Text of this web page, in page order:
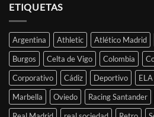
ETIQUETAS
Argentina Athletic Atlético Madrid
Burgos
Celta de Vigo Colombia
Corporativo
Cádiz Deportivo ELA
Marbella
Oviedo Racing Santander